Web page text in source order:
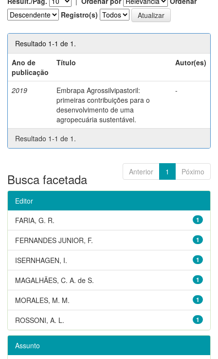
Registro(s)
Resultado 1-1 de 1.
Ano de
publicação
Título Autor(es)
2019
Embrapa Agrossilvipastoril:
primeiras contribuições para o
desenvolvimento de uma
agropecuária sustentável.
-
Resultado 1-1 de 1.
Anterior 1 Póximo
Busca facetada
Editor
1
FARIA, G. R.
1
FERNANDES JUNIOR, F.
1
ISERNHAGEN, I.
1
MAGALHÃES, C. A. de S.
1
MORALES, M. M.
1
ROSSONI, A. L.
Assunto